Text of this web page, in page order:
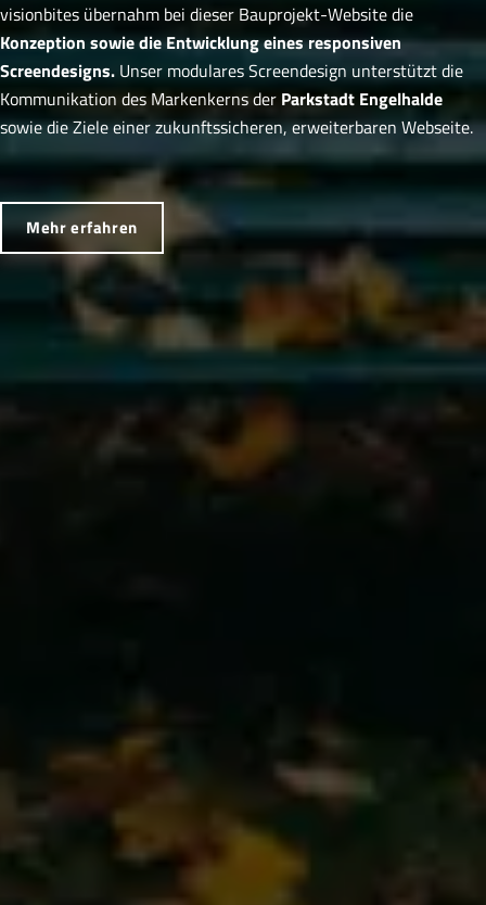
visionbites übernahm bei dieser Bauprojekt-Website die
Konzeption sowie die Entwicklung eines responsiven
Screendesigns. Unser modulares Screendesign unterstützt die
Kommunikation des Markenkerns der Parkstadt Engelhalde
sowie die Ziele einer zukunftssicheren, erweiterbaren Webseite.
Mehr erfahren